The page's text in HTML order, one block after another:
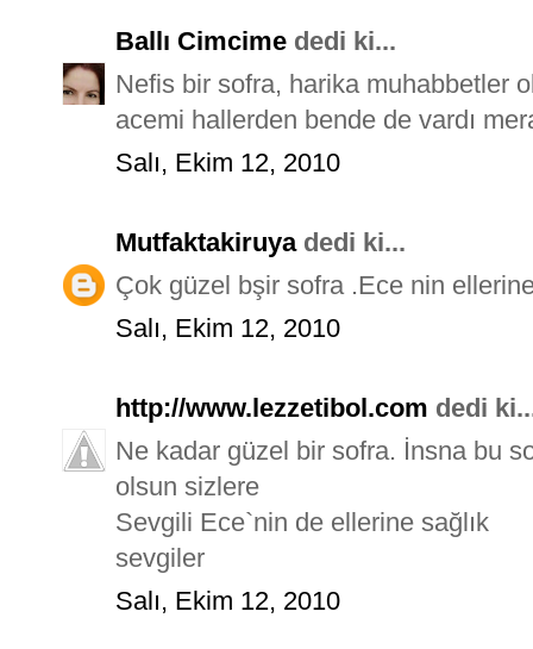
Ballı Cimcime dedi ki...
Nefis bir sofra, harika muhabbetler
acemi hallerden bende de vardı
Salı, Ekim 12, 2010
Mutfaktakiruyadedi ki...
Çok güzel bşir sofra .Ece nin
Salı, Ekim 12, 2010
http://www.lezzetibol.com dedi
Ne kadar güzel bir sofra. İnsna bu
olsun sizlere
Sevgili Ece`nin de ellerine sağlık
sevgiler
Salı, Ekim 12, 2010